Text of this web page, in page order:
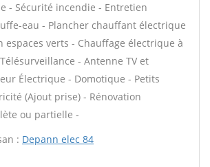
- Sécurité incendie - Entretien
eau - Plancher chauffant électrique
espaces verts - Chauffage électrique à
- Antenne TV et
Électrique - Domotique - Petits
(Ajout prise) - Rénovation
ou partielle -
: Depann elec 84